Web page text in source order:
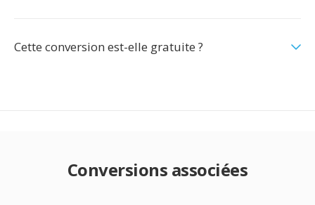
Cette conversion est-elle gratuite ?
Conversions associées